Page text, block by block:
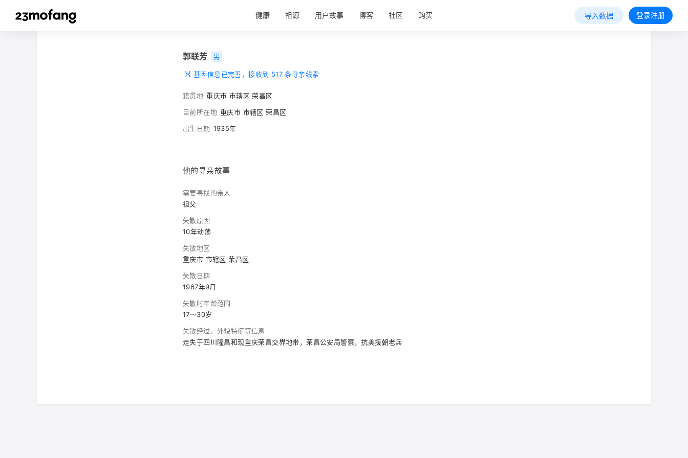
健康 祖源 用户故事 博客 社区 购买 导入数据 登录注册
郭联芳 男
基因信息已完善，接收到 517 条寻亲线索
籍贯地 重庆市 市辖区 荣昌区
目前所在地 重庆市 市辖区 荣昌区
出生日期 1935年
他的寻亲故事
需要寻找的亲人
祖父
失散原因
10年动荡
失散地区
重庆市 市辖区 荣昌区
失散日期
1967年9月
失散时年龄范围
17～30岁
失散经过、外貌特征等信息
走失于四川隆昌和现重庆荣昌交界地带，荣昌公安局警察，抗美援朝老兵